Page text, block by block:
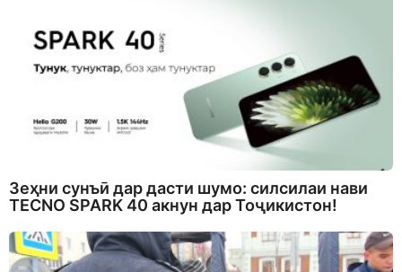
Зеҳни сунъӣ дар дасти шумо: силсилаи нави
TECNO SPARK 40 акнун дар Тоҷикистон!